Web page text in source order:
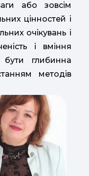
або зовсім
цінностей і
очікувань і
і вміння
глибинна
методів